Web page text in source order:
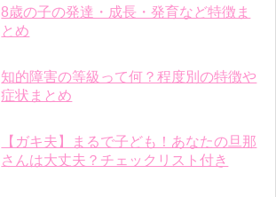
8歳の子の発達・成長・発育など特徴ま
とめ
知的障害の等級って何？程度別の特徴や
症状まとめ
【ガキ夫】まるで子ども！あなたの旦那
さんは大丈夫？チェックリスト付き